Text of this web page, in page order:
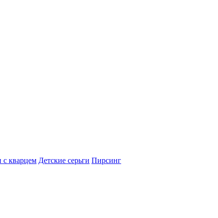
с кварцем Детские серьги Пирсинг